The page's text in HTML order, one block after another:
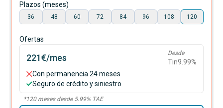
Plazos (meses)
36 48 60 72 84 96 108 120
Ofertas
221€/mes Desde
Tin9.99%
Con permanencia 24 meses
Seguro de crédito y siniestro
*120meses desde 5.99% TAE